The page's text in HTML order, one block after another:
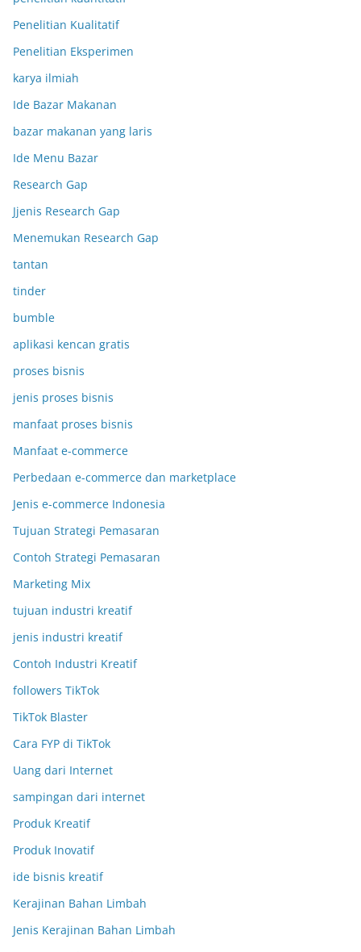
Penelitian Kualitatif
Penelitian Eksperimen
karya ilmiah
Ide Bazar Makanan
bazar makanan yang laris
Ide Menu Bazar
Research Gap
Jjenis Research Gap
Menemukan Research Gap
tantan
tinder
bumble
aplikasi kencan gratis
proses bisnis
jenis proses bisnis
manfaat proses bisnis
Manfaat e-commerce
Perbedaan e-commerce dan marketplace
Jenis e-commerce Indonesia
Tujuan Strategi Pemasaran
Contoh Strategi Pemasaran
Marketing Mix
tujuan industri kreatif
jenis industri kreatif
Contoh Industri Kreatif
followers TikTok
TikTok Blaster
Cara FYP di TikTok
Uang dari Internet
sampingan dari internet
Produk Kreatif
Produk Inovatif
ide bisnis kreatif
Kerajinan Bahan Limbah
Jenis Kerajinan Bahan Limbah